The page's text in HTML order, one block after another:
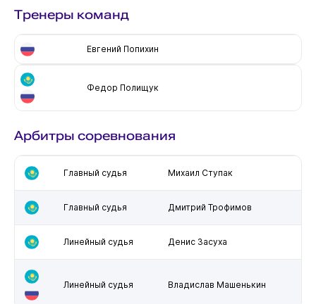
Тренеры команд
Евгений Попихин
Федор Полищук
Арбитры соревнования
Главный судья Михаил Ступак
Главный судья Дмитрий Трофимов
Линейный судья Денис Засуха
Линейный судья Владислав Машенькин